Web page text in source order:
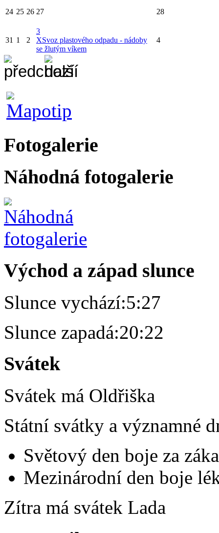
24 25 26 27 28
31 1 2
3
XSvoz plastového odpadu - nádoby
se žlutým víkem
4
Fotogalerie
Náhodná fotogalerie
Východ a západ slunce
Slunce vychází:5:27
Slunce zapadá:20:22
Svátek
Svátek má Oldřiška
Státní svátky a významné
Světový den boje za
Mezinárodní den boje
Zítra má svátek Lada